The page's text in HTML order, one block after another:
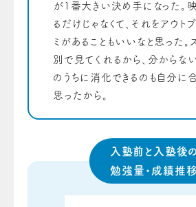
が1番大きい決め手になった。
るだけじゃなくて、それをアウト
ミがあることもいいなと思った。
別で見てくれるから、分からな
のうちに消化できるのも自分に合
思ったから。
入塾前と入塾後の
勉強量・成績推移